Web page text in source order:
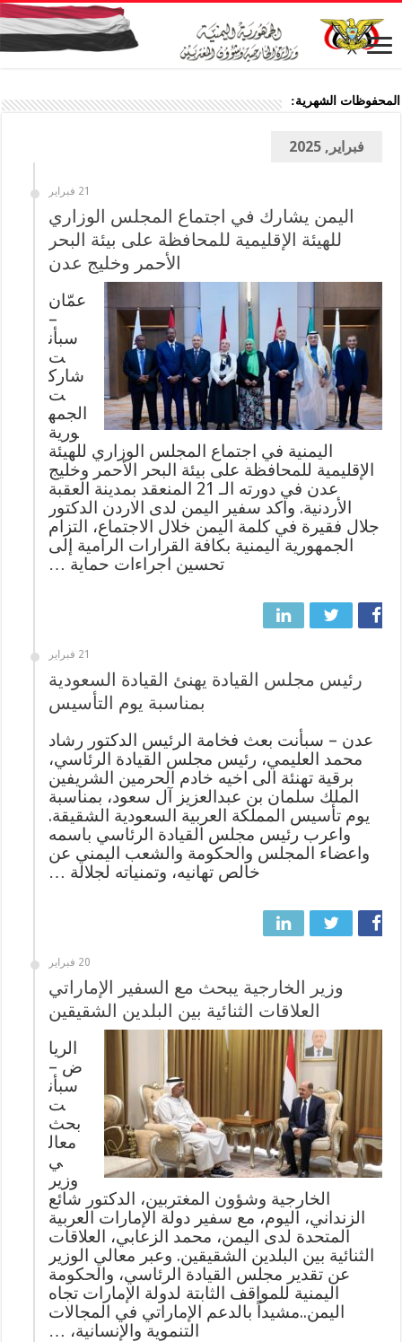
المحفوظات الشهرية:
فبراير, 2025
21 فبراير
اليمن يشارك في اجتماع المجلس الوزاري
للهيئة الإقليمية للمحافظة على بيئة البحر
الأحمر وخليج عدن
عمّان
–
سبأن
ت
شارك
ت
الجمه
ورية
اليمنية في اجتماع المجلس الوزاري للهيئة
الإقليمية للمحافظة على بيئة البحر الأحمر وخليج
عدن في دورته الـ 21 المنعقد بمدينة العقبة
الأردنية. واكد سفير اليمن لدى الاردن الدكتور
جلال فقيرة في كلمة اليمن خلال الاجتماع، التزام
الجمهورية اليمنية بكافة القرارات الرامية إلى
تحسين اجراءات حماية …
21 فبراير
رئيس مجلس القيادة يهنئ القيادة السعودية
بمناسبة يوم التأسيس
عدن – سبأنت بعث فخامة الرئيس الدكتور رشاد
محمد العليمي، رئيس مجلس القيادة الرئاسي،
برقية تهنئة الى اخيه خادم الحرمين الشريفين
الملك سلمان بن عبدالعزيز آل سعود، بمناسبة
يوم تأسيس المملكة العربية السعودية الشقيقة.
واعرب رئيس مجلس القيادة الرئاسي باسمه
واعضاء المجلس والحكومة والشعب اليمني عن
خالص تهانيه، وتمنياته لجلالة …
20 فبراير
وزير الخارجية يبحث مع السفير الإماراتي
العلاقات الثنائية بين البلدين الشقيقين
الريا
ض –
سبأن
ت
بحث
معال
ي
وزير
الخارجية وشؤون المغتربين، الدكتور شائع
الزنداني، اليوم، مع سفير دولة الإمارات العربية
المتحدة لدى اليمن، محمد الزعابي، العلاقات
الثنائية بين البلدين الشقيقين. وعبر معالي الوزير
عن تقدير مجلس القيادة الرئاسي، والحكومة
اليمنية للمواقف الثابتة لدولة الإمارات تجاه
اليمن..مشيداً بالدعم الإماراتي في المجالات
التنموية والإنسانية، …